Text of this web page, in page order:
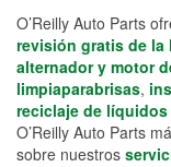
O’Reilly Auto Parts
revisión gratis de la
alternador y motor
limpiaparabrisas,
reciclaje de
O’Reilly Auto Parts
sobre nuestros